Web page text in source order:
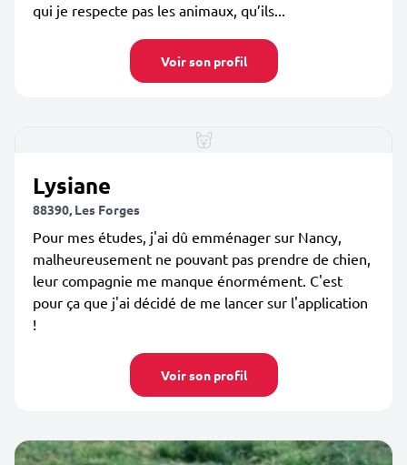
qui je respecte pas les animaux, qu’ils...
Voir son profil
Lysiane
88390, Les Forges
Pour mes études, j'ai dû emménager sur Nancy,
malheureusement ne pouvant pas prendre de chien,
leur compagnie me manque énormément. C'est
pour ça que j'ai décidé de me lancer sur l'application
!
Voir son profil